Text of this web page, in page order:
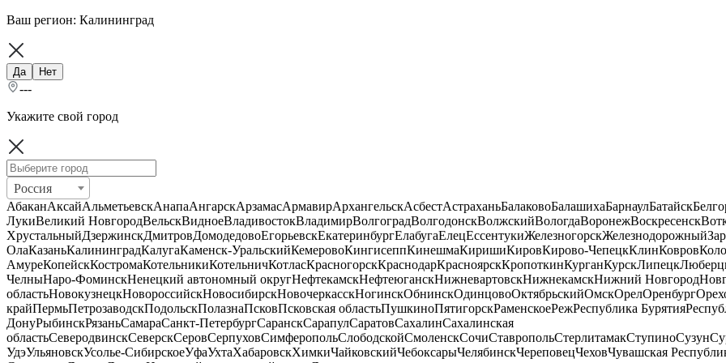
Ваш регион: Калининград
Да Нет
---
Укажите свой город
Россия
АбаканАксайАльметьевскАнапаАнгарскАрзамасАрмавирАрхангельскАсбестАстраханьБалаковоБалашихаБарнаулБатайск
ЛукиВеликий НовгородВельскВидноеВладивостокВладимирВолгоградВолгодонскВолжскийВологдаВоронежВоскресенск
ХрустальныйДзержинскДмитровДомодедовоЕгорьевскЕкатеринбургЕлабугаЕлецЕссентукиЖелезногорскЖелезнодорожный
ОлаКазаньКалининградКалугаКаменск-УральскийКемеровоКингисеппКинешмаКиришиКировКирово-ЧепецкКлинКовров
АмуреКопейскКостромаКотельникиКотельничКотласКрасногорскКраснодарКрасноярскКропоткинКурганКурскЛипецк
ЧелныНаро-ФоминскНенецкий автономный округНефтекамскНефтеюганскНижневартовскНижнекамскНижний Новгород
областьНовокузнецкНовороссийскНовосибирскНовочеркасскНогинскОбнинскОдинцовоОктябрьскийОмскОрелОренбург
крайПермьПетрозаводскПодольскПолазнаПсковПсковская областьПушкиноПятигорскРаменскоеРежРеспублика Бурятия
ДонуРыбинскРязаньСамараСанкт-ПетербургСаранскСарапулСаратовСахалинСахалинская
областьСеверодвинскСеверскСеровСерпуховСимферопольСлободскойСмоленскСочиСтавропольСтерлитамакСтупиноСузун
УдэУльяновскУсолье-СибирскоеУфаУхтаХабаровскХимкиЧайковскийЧебоксарыЧелябинскЧереповецЧеховЧувашская